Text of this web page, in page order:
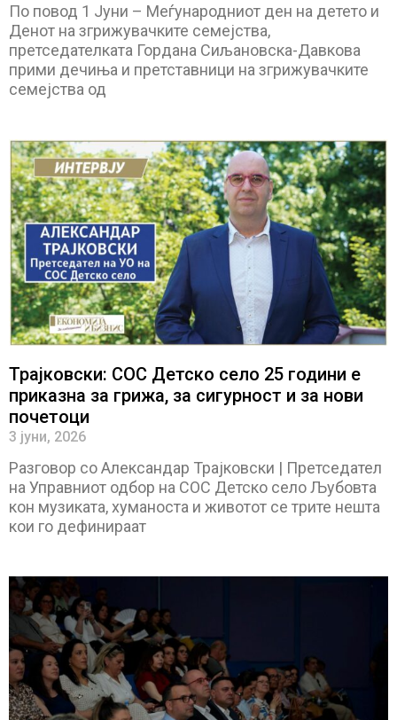
По повод 1 Јуни – Меѓународниот ден на детето и
Денот на згрижувачките семејства,
претседателката Гордана Сиљановска-Давкова
прими дечиња и претставници на згрижувачките
семејства од
Трајковски: СОС Детско село 25 години е
приказна за грижа, за сигурност и за нови
почетоци
3 јуни, 2026
Разговор со Александар Трајковски | Претседател
на Управниот одбор на СОС Детско село Љубовта
кон музиката, хуманоста и животот се трите нешта
кои го дефинираат